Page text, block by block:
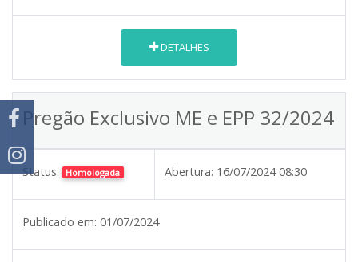
DETALHES
Pregão Exclusivo ME e EPP 32/2024
Status: Homologada Abertura: 16/07/2024 08:30
Publicado em: 01/07/2024